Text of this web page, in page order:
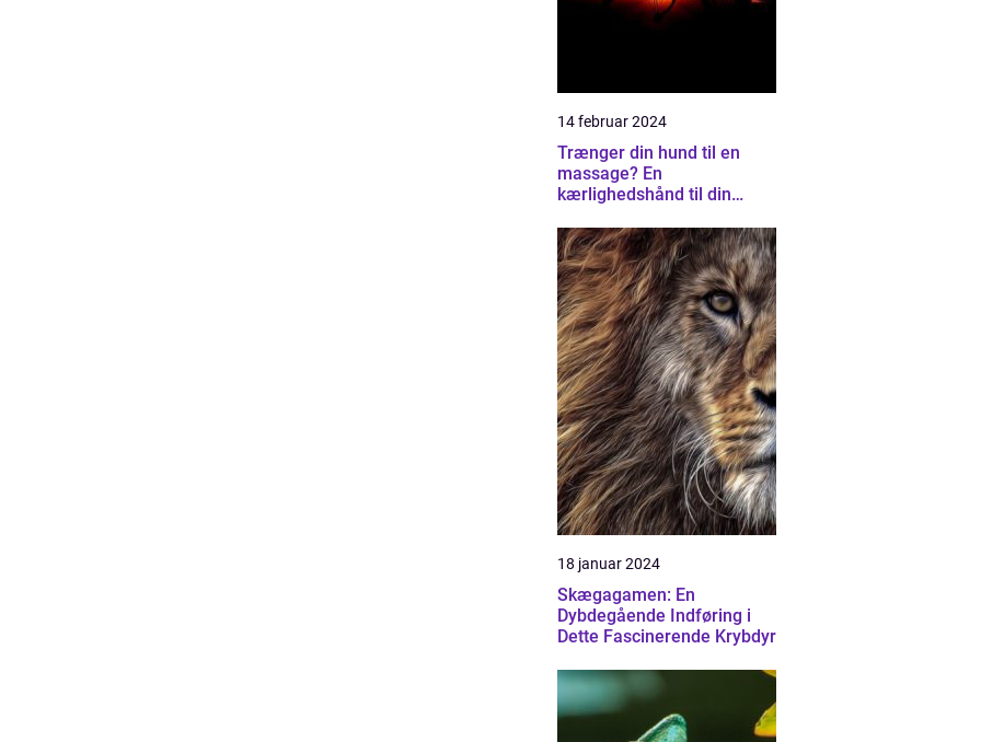
14 februar 2024
Trænger din hund til en
massage? En
kærlighedshånd til din
18 januar 2024
Skægagamen: En
Dybdegående Indføring i
Dette Fascinerende Krybdyr